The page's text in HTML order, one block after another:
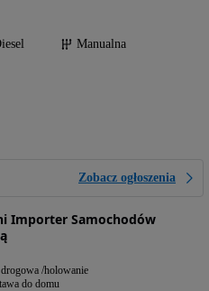
Manualna
Zobacz ogłoszenia
Importer Samochodów
/holowanie
do domu